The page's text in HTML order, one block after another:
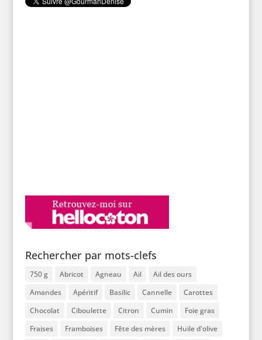
Rechercher par mots-clefs
750 g Abricot Agneau Ail
Ail des ours
Amandes
Apéritif Basilic Cannelle
Carottes
Chocolat
Ciboulette Citron Cumin
Foie gras
Fraises
Framboises Fête des mères Huile d'olive